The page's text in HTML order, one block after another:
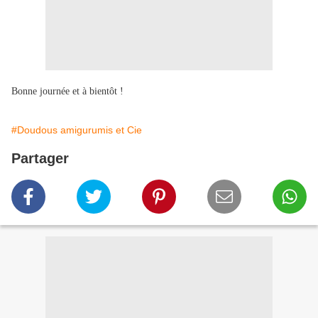
Bonne journée et à bientôt !
#Doudous amigurumis et Cie
Partager